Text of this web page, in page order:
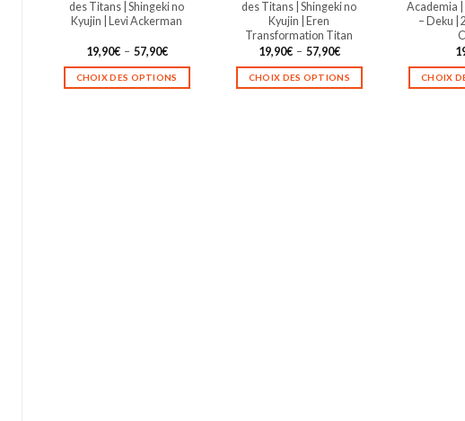
du
du
produit
des Titans | Shingeki no
Kyujin | Levi Ackerman
19,90€ – 57,90€Plage
prix :
19,90€
à
CHOIX DES OPTIONS
des Titans | Shingeki no
Kyujin | Eren
Transformation Titan
19,90€ – 57,90€Plage
prix :
19,90€
à
CHOIX DES OPTIONS
Academia |
– Deku |
CHOIX